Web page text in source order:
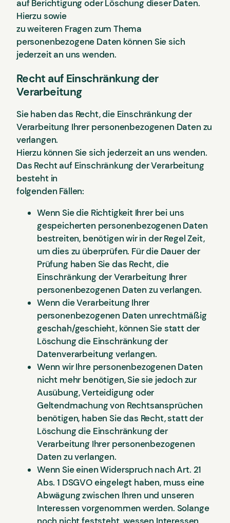
auf Berichtigung oder Löschung dieser Daten.
Hierzu sowie
zu weiteren Fragen zum Thema
personenbezogene Daten können Sie sich
jederzeit an uns wenden.
Recht auf Einschränkung der
Verarbeitung
Sie haben das Recht, die Einschränkung der
Verarbeitung Ihrer personenbezogenen Daten zu
verlangen.
Hierzu können Sie sich jederzeit an uns wenden.
Das Recht auf Einschränkung der Verarbeitung
besteht in
folgenden Fällen:
Wenn Sie die Richtigkeit Ihrer bei uns
gespeicherten personenbezogenen Daten
bestreiten, benötigen wir in der Regel Zeit,
um dies zu überprüfen. Für die Dauer der
Prüfung haben Sie das Recht, die
Einschränkung der Verarbeitung Ihrer
personenbezogenen Daten zu verlangen.
Wenn die Verarbeitung Ihrer
personenbezogenen Daten unrechtmäßig
geschah/geschieht, können Sie statt der
Löschung die Einschränkung der
Datenverarbeitung verlangen.
Wenn wir Ihre personenbezogenen Daten
nicht mehr benötigen, Sie sie jedoch zur
Ausübung, Verteidigung oder
Geltendmachung von Rechtsansprüchen
benötigen, haben Sie das Recht, statt der
Löschung die Einschränkung der
Verarbeitung Ihrer personenbezogenen
Daten zu verlangen.
Wenn Sie einen Widerspruch nach Art. 21
Abs. 1 DSGVO eingelegt haben, muss eine
Abwägung zwischen Ihren und unseren
Interessen vorgenommen werden. Solange